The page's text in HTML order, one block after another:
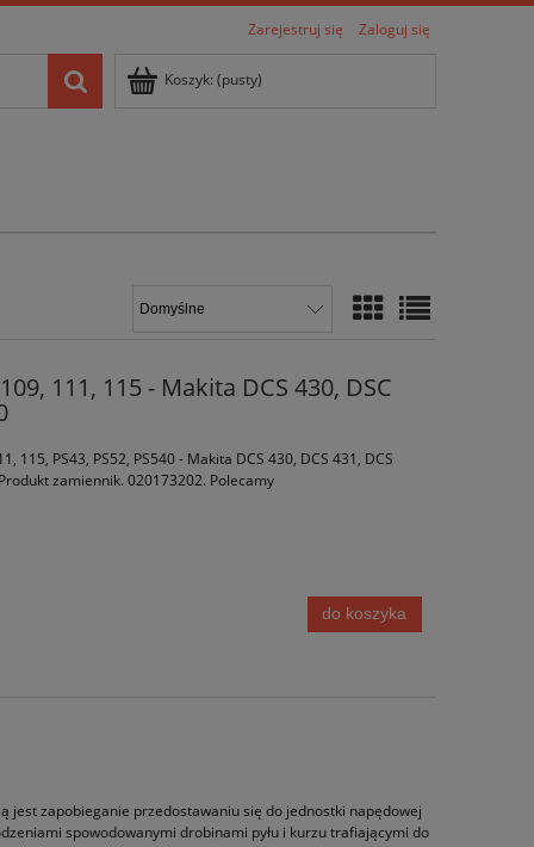
Zarejestruj się Zaloguj się
Koszyk: (pusty)
111, 115 - Makita DCS 430, DSC
115, PS43, PS52, PS540 - Makita DCS 430, DCS 431, DCS
zamiennik. 020173202. Polecamy
do koszyka
jest zapobieganie przedostawaniu się do jednostki napędowej
spowodowanymi drobinami pyłu i kurzu trafiającymi do